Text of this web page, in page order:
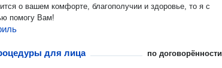
о вашем комфорте, благополучии и здоровье, то я с
помогу Вам!
для лица по договорённости